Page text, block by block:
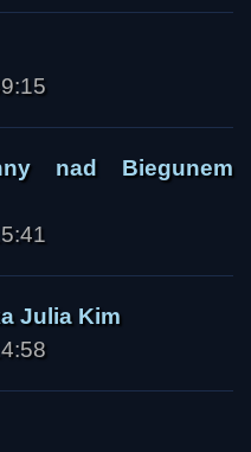
nad Biegunem
Julia Kim